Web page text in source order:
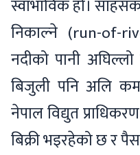
स्वाभाविक हो।
निकाल्ने (run-of-
नदीको पानी
बिजुली पनि अलि कम
नेपाल विद्युत
बिक्री भइरहेको छ र